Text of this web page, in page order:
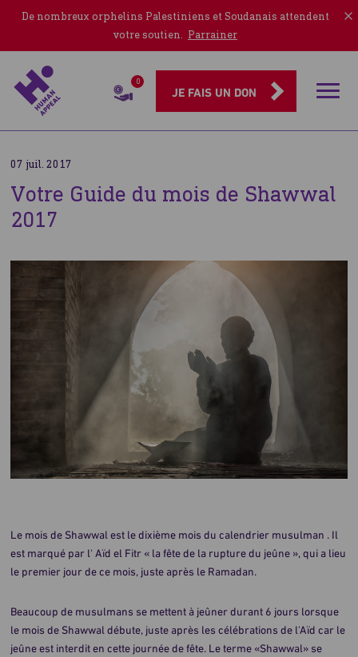
De nombreux orphelins Palestiniens et Soudanais attendent
votre soutien. Parrainer
0
JE FAIS UN DON
07 juil. 2017
Votre Guide du mois de Shawwal
2017
Le mois de Shawwal est le dixième mois du calendrier musulman . Il
est marqué par l' Aïd el Fitr « la fête de la rupture du jeûne », qui a lieu
le premier jour de ce mois, juste après le Ramadan.
Beaucoup de musulmans se mettent à jeûner durant 6 jours lorsque
le mois de Shawwal débute, juste après les célébrations de l'Aïd car le
jeûne est interdit en cette journée de fête. Le terme «Shawwal» se